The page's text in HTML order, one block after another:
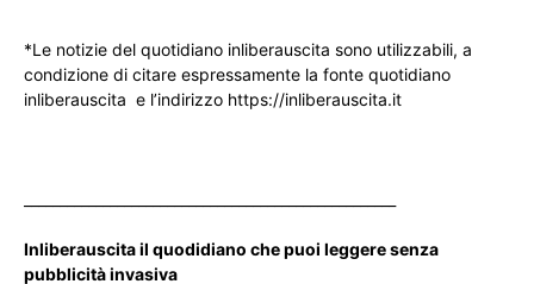
*Le notizie del quotidiano inliberauscita sono utilizzabili, a
condizione di citare espressamente la fonte quotidiano
inliberauscita e l’indirizzo https://inliberauscita.it
Inliberauscita il quodidiano che puoi leggere senza
pubblicità invasiva